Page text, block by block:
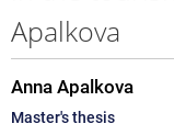
Apalkova
Anna Apalkova
Master's thesis